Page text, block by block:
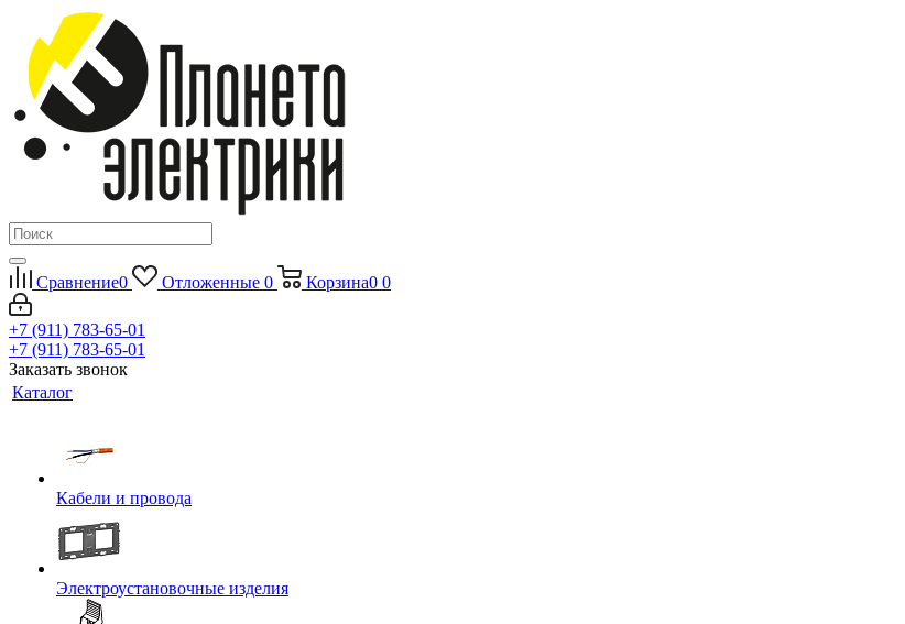
Сравнение0 Отложенные 0 Корзина0 0
+7 (911) 783-65-01
+7 (911) 783-65-01
Заказать звонок
Каталог
Кабели и провода
Электроустановочные изделия